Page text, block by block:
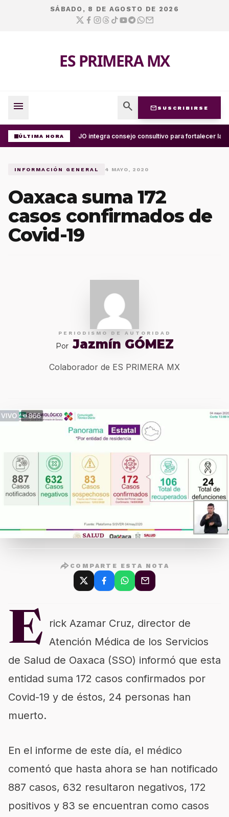
SÁBADO, 8 DE AGOSTO DE 2026
ES PRIMERA MX
menu search mail SUSCRIBIRSE
ÚLTIMA HORA UABJO integra consejo consultivo para fortalecer la
INFORMACIÓN GENERAL 4 MAYO, 2020
Oaxaca suma 172
casos confirmados de
Covid-19
PERIODISMO DE AUTORIDAD
Por Jazmín GÓMEZ
Colaborador de ES PRIMERA MX
COMPARTE ESTA NOTA
E
rick Azamar Cruz, director de
Atención Médica de los Servicios
de Salud de Oaxaca (SSO) informó que esta
entidad suma 172 casos confirmados por
Covid-19 y de éstos, 24 personas han
muerto.
En el informe de este día, el médico
comentó que hasta ahora se han notificado
887 casos, 632 resultaron negativos, 172
positivos y 83 se encuentran como casos